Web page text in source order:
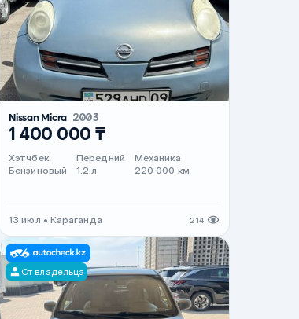
Nissan Micra 2003
1 400 000 ₸
Хэтчбек
Бензиновый
Передний
1.2 л
Механика
220 000 км
13 июл • Караганда 214
От владельца